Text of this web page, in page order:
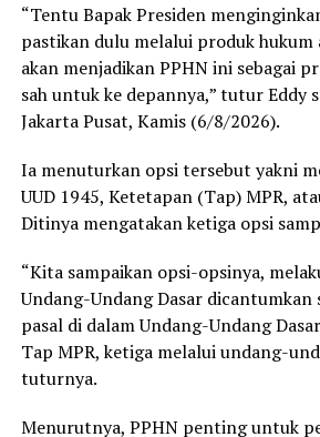
“Tentu Bapak Presiden
pastikan dulu melalui produk hukum
akan menjadikan PPHN ini sebagai
sah untuk ke depannya,” tutur Eddy
Jakarta Pusat, Kamis (6/8/2026).
Ia menuturkan opsi tersebut yakni
UUD 1945, Ketetapan (Tap) MPR,
Ditinya mengatakan ketiga opsi
“Kita sampaikan opsi-opsinya,
Undang-Undang Dasar dicantumkan
pasal di dalam Undang-Undang
Tap MPR, ketiga melalui undang-
tuturnya.
Menurutnya, PPHN penting untuk